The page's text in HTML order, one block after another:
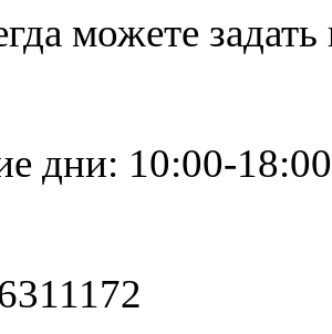
можете
дни: 10:00-18:00